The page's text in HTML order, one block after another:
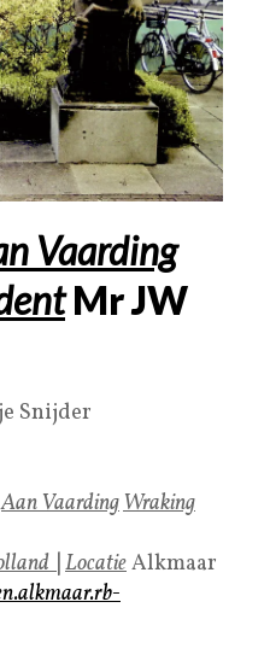
Vaarding
Mr JW
Snijder
Aan VaardingWraking
LocatieAlkmaar